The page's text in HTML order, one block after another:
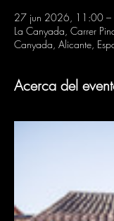
27 jun 2026, 11:00
La Canyada, Carrer
Canyada, Alicante,
Acerca del